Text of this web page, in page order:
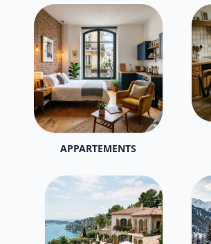
APPARTEMENTS